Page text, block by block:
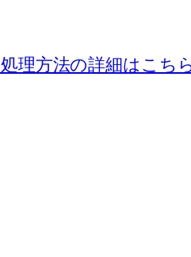
理方法の詳細はこち